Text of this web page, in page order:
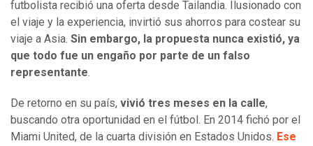
futbolista recibió una oferta desde Tailandia. Ilusionado con
el viaje y la experiencia, invirtió sus ahorros para costear su
viaje a Asia. Sin embargo, la propuesta nunca existió, ya
que todo fue un engaño por parte de un falso
representante.
De retorno en su país, vivió tres meses en la calle,
buscando otra oportunidad en el fútbol. En 2014 fichó por el
Miami United, de la cuarta división en Estados Unidos. Ese